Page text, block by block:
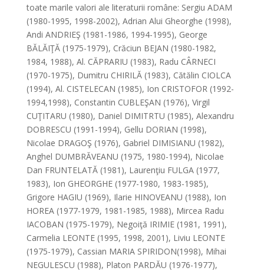
toate marile valori ale literaturii române: Sergiu ADAM
(1980-1995, 1998-2002), Adrian Alui Gheorghe (1998),
Andi ANDRIEŞ (1981-1986, 1994-1995), George
BĂLĂIŢĂ (1975-1979), Crăciun BEJAN (1980-1982,
1984, 1988), Al. CĂPRARIU (1983), Radu CÂRNECI
(1970-1975), Dumitru CHIRILĂ (1983), Cătălin CIOLCA
(1994), Al. CISTELECAN (1985), Ion CRISTOFOR (1992-
1994,1998), Constantin CUBLEŞAN (1976), Virgil
CUŢITARU (1980), Daniel DIMITRTU (1985), Alexandru
DOBRESCU (1991-1994), Gellu DORIAN (1998),
Nicolae DRAGOŞ (1976), Gabriel DIMISIANU (1982),
Anghel DUMBRĂVEANU (1975, 1980-1994), Nicolae
Dan FRUNTELATĂ (1981), Laurenţiu FULGA (1977,
1983), Ion GHEORGHE (1977-1980, 1983-1985),
Grigore HAGIU (1969), Ilarie HINOVEANU (1988), Ion
HOREA (1977-1979, 1981-1985, 1988), Mircea Radu
IACOBAN (1975-1979), Negoiţă IRIMIE (1981, 1991),
Carmelia LEONTE (1995, 1998, 2001), Liviu LEONTE
(1975-1979), Cassian MARIA SPIRIDON(1998), Mihai
NEGULESCU (1988), Platon PARDĂU (1976-1977),